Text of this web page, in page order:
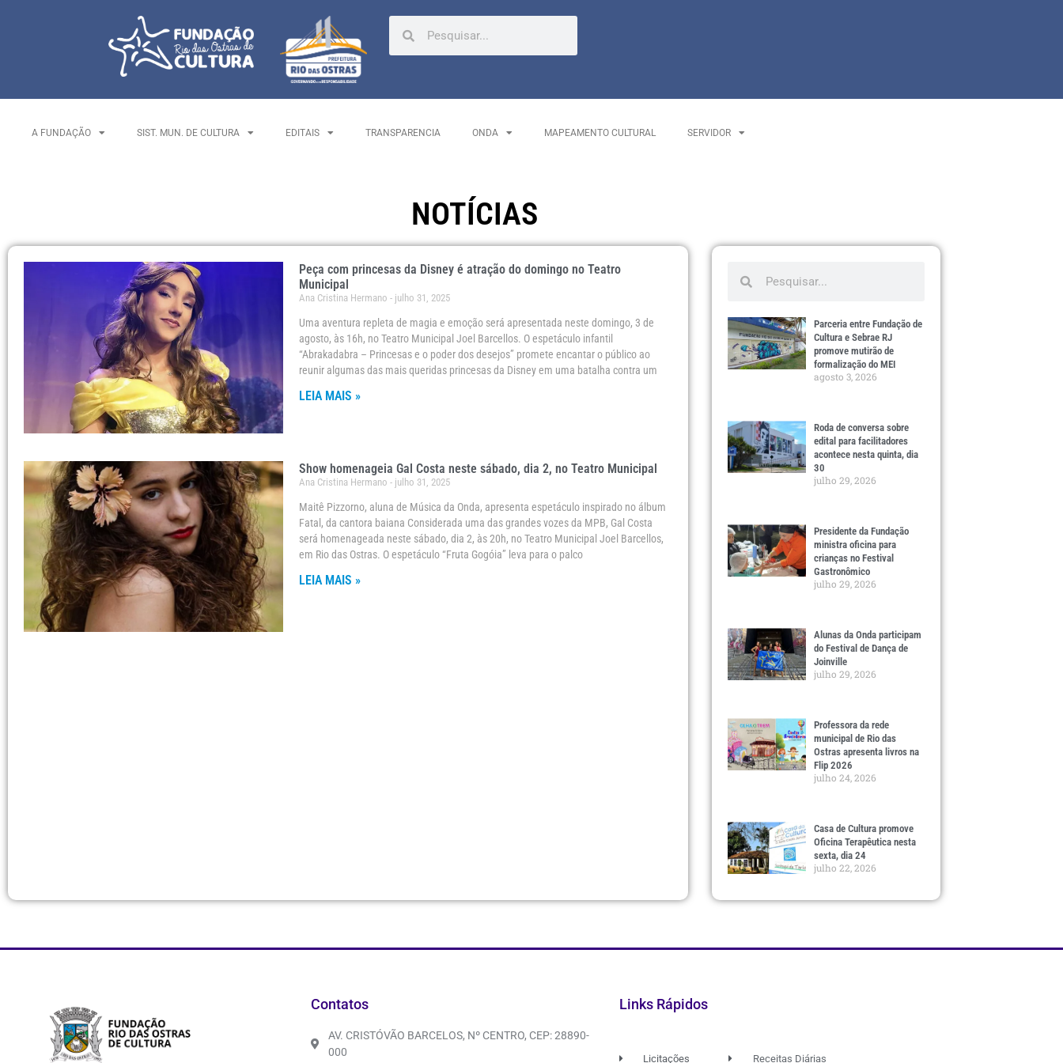
A FUNDAÇÃO SIST. MUN. DE CULTURA EDITAIS TRANSPARENCIA ONDA MAPEAMENTO CULTURAL SERVIDOR
NOTÍCIAS
Peça com princesas da Disney é atração do domingo no Teatro
Municipal
Ana Cristina Hermano julho 31, 2025
Uma aventura repleta de magia e emoção será apresentada neste domingo, 3 de
agosto, às 16h, no Teatro Municipal Joel Barcellos. O espetáculo infantil
“Abrakadabra – Princesas e o poder dos desejos” promete encantar o público ao
reunir algumas das mais queridas princesas da Disney em uma batalha contra um
LEIA MAIS »
Show homenageia Gal Costa neste sábado, dia 2, no Teatro Municipal
Ana Cristina Hermano julho 31, 2025
Maitê Pizzorno, aluna de Música da Onda, apresenta espetáculo inspirado no álbum
Fatal, da cantora baiana Considerada uma das grandes vozes da MPB, Gal Costa
será homenageada neste sábado, dia 2, às 20h, no Teatro Municipal Joel Barcellos,
em Rio das Ostras. O espetáculo “Fruta Gogóia” leva para o palco
LEIA MAIS »
Parceria entre Fundação de
Cultura e Sebrae RJ
promove mutirão de
formalização do MEI
agosto 3, 2026
Roda de conversa sobre
edital para facilitadores
acontece nesta quinta, dia
30
julho 29, 2026
Presidente da Fundação
ministra oficina para
crianças no Festival
Gastronômico
julho 29, 2026
Alunas da Onda participam
do Festival de Dança de
Joinville
julho 29, 2026
Professora da rede
municipal de Rio das
Ostras apresenta livros na
Flip 2026
julho 24, 2026
Casa de Cultura promove
Oficina Terapêutica nesta
sexta, dia 24
julho 22, 2026
Contatos
AV. CRISTÓVÃO BARCELOS, Nº CENTRO, CEP: 28890-
000
Links Rápidos
Licitações Receitas Diárias